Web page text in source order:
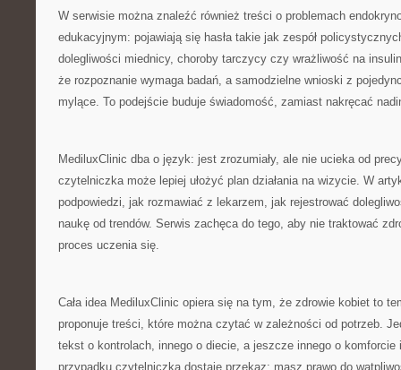
W serwisie można znaleźć również treści o problemach
edukacyjnym: pojawiają się hasła takie jak zespół
dolegliwości miednicy, choroby tarczycy czy wrażliwość na
że rozpoznanie wymaga badań, a samodzielne wnioski z
mylące. To podejście buduje świadomość, zamiast nakręcać
MediluxClinic dba o język: jest zrozumiały, ale nie ucieka od
czytelniczka może lepiej ułożyć plan działania na wizycie. W
podpowiedzi, jak rozmawiać z lekarzem, jak rejestrować
naukę od trendów. Serwis zachęca do tego, aby nie traktować
proces uczenia się.
Cała idea MediluxClinic opiera się na tym, że zdrowie kobiet to
proponuje treści, które można czytać w zależności od potrzeb.
tekst o kontrolach, innego o diecie, a jeszcze innego o
przypadku czytelniczka dostaje przekaz: masz prawo do